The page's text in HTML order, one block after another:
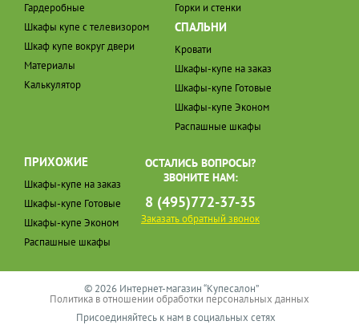
Гардеробные
Шкафы купе с телевизором
Шкаф купе вокруг двери
Материалы
Калькулятор
Горки и стенки
СПАЛЬНИ
Кровати
Шкафы-купе на заказ
Шкафы-купе Готовые
Шкафы-купе Эконом
Распашные шкафы
ПРИХОЖИЕ
Шкафы-купе на заказ
Шкафы-купе Готовые
Шкафы-купе Эконом
Распашные шкафы
ОСТАЛИСЬ ВОПРОСЫ?
ЗВОНИТЕ НАМ:
8 (495)772-37-35
Заказать обратный звонок
© 2026 Интернет-магазин “Купесалон”
Политика в отношении обработки персональных данных
Присоединяйтесь к нам в социальных сетях